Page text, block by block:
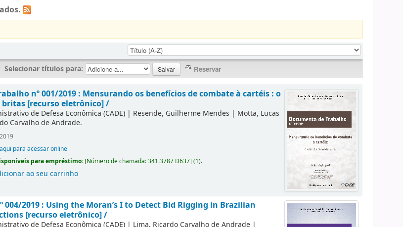
Selecionar títulos para:
nº 001/2019 : Mensurando os benefícios de combate à cartéis : o
britas [recurso eletrônico] /
de Defesa Econômica (CADE) | Resende, Guilherme Mendes | Motta, Lucas
Carvalho de Andrade.
para acessar online
para empréstimo: [Número de chamada:341.3787 D637](1).
ao seu carrinho
004/2019 : Using the Moran’s I to Detect Bid Rigging in Brazilian
[recurso eletrônico] /